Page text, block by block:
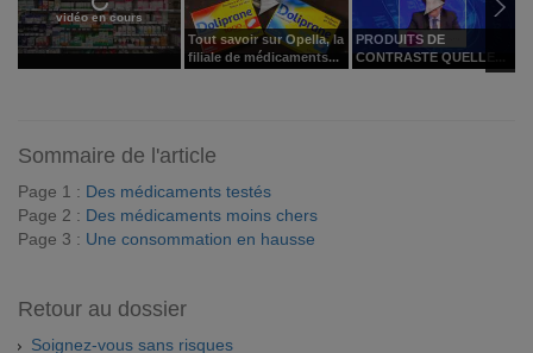
vidéo en cours
Tout savoir sur Opella, la
filiale de médicaments...
PRODUITS DE
CONTRASTE QUELLE...
Sommaire de l'article
Page 1 : Des médicaments testés
Page 2 : Des médicaments moins chers
Page 3 : Une consommation en hausse
Retour au dossier
Soignez-vous sans risques